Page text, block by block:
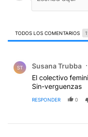
TODOS LOS COMENTARIOS
ST Susana Trubba
El colectivo
Sin-verguenzas
RESPONDER 0